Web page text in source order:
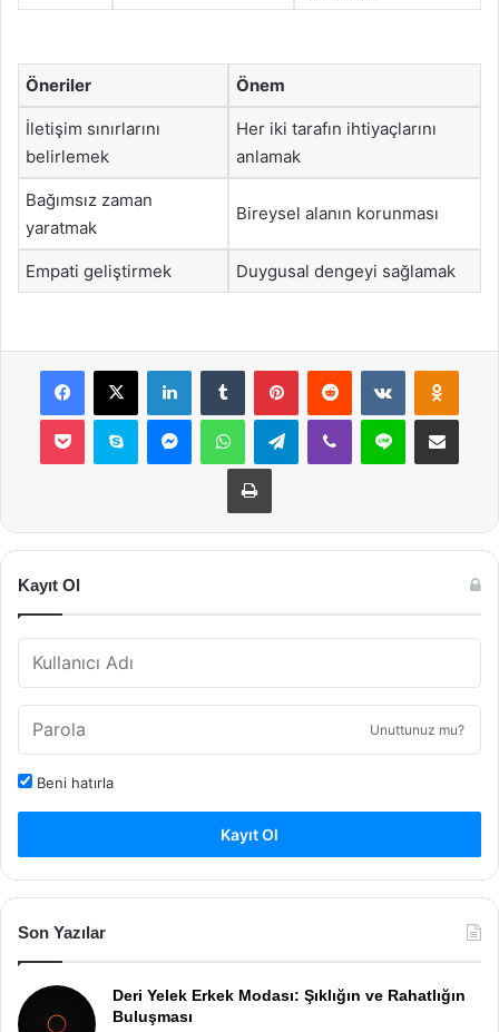
Öneriler Önem
İletişim sınırlarını
belirlemek
Her iki tarafın ihtiyaçlarını
anlamak
Bağımsız zaman
yaratmak
Bireysel alanın korunması
Empati geliştirmek Duygusal dengeyi sağlamak
Facebook
X LinkedInTumblr PinterestReddit VKontakte
Pocket Skype MessengerWhatsAppTelegramViber Line E-Posta ile
Yazdır
Kayıt Ol
Unuttunuz mu?
Beni hatırla
Kayıt Ol
Son Yazılar
Deri Yelek Erkek Modası: Şıklığın ve Rahatlığın
Buluşması